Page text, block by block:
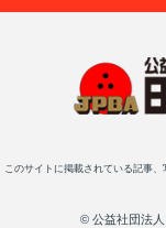
このサイトに掲載されている記事
© 公益社団法人